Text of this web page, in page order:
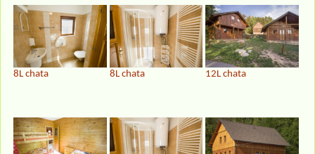
8L chata 8L chata 12L chata